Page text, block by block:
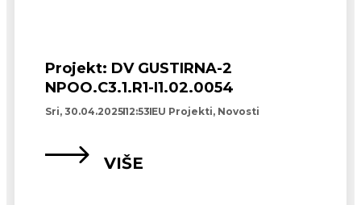
Projekt: DV GUSTIRNA-2
NPOO.C3.1.R1-I1.02.0054
Sri, 30.04.202512:53 EU Projekti, Novosti
VIŠE